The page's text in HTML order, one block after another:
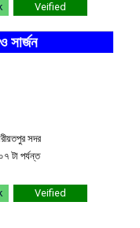
Veified
সার্জন
সদর
টা পর্যন্ত
Veified